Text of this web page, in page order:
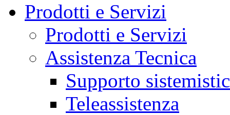
Prodotti e Servizi
Prodotti e Servizi
Assistenza Tecnica
Supporto
Teleassistenza